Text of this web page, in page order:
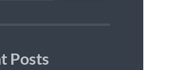
Posts